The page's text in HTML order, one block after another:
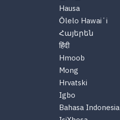
Hausa
Ōlelo Hawaiʻi
Հայերեն
हिंदी
Hmoob
Mong
Hrvatski
Igbo
Bahasa Indonesia